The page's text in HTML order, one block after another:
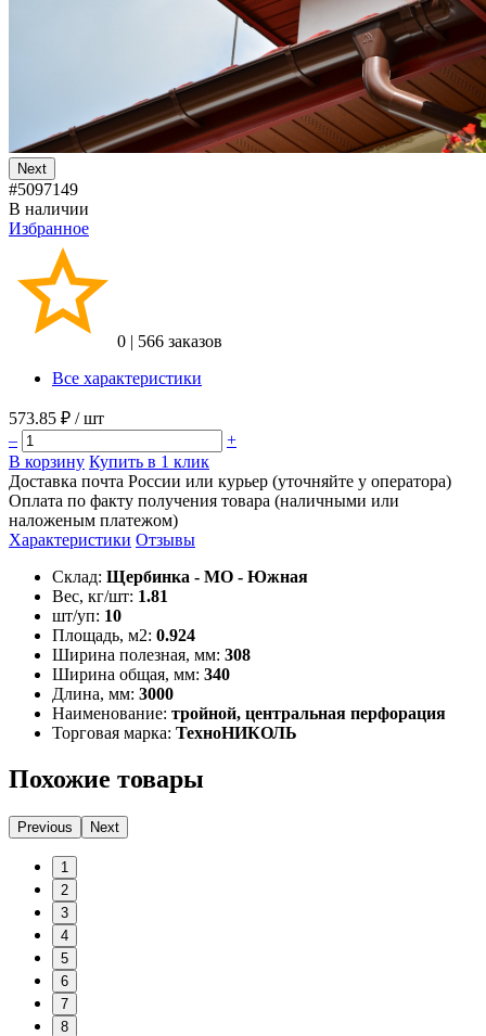
Next
#5097149
В наличии
Избранное
0 | 566 заказов
Все характеристики
573.85 ₽ / шт
–
+
В корзину Купить в 1 клик
Доставка почта России или курьер (уточняйте у оператора)
Оплата по факту получения товара (наличными или
наложеным платежом)
Характеристики Отзывы
Склад: Щербинка - МО - Южная
Вес, кг/шт: 1.81
шт/уп: 10
Площадь, м2: 0.924
Ширина полезная, мм: 308
Ширина общая, мм: 340
Длина, мм: 3000
Наименование: тройной, центральная перфорация
Торговая марка: ТехноНИКОЛЬ
Похожие товары
Previous Next
1
2
3
4
5
6
7
8